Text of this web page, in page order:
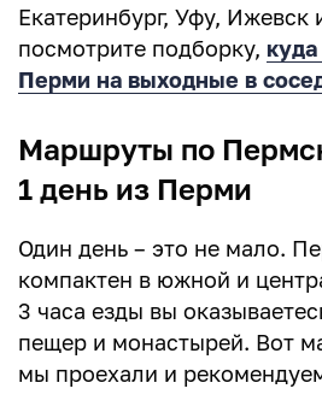
Екатеринбург, Уфу, Ижевск
посмотрите подборку,
Перми на выходные в
Маршруты по
1 день из Перми
Один день – это не мало.
компактен в южной и
3 часа езды вы
пещер и монастырей. Вот
мы проехали и